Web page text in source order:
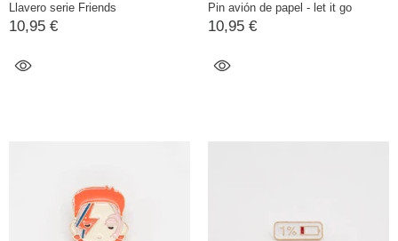
Llavero serie Friends
10,95 €
Pin avión de papel - let it go
10,95 €